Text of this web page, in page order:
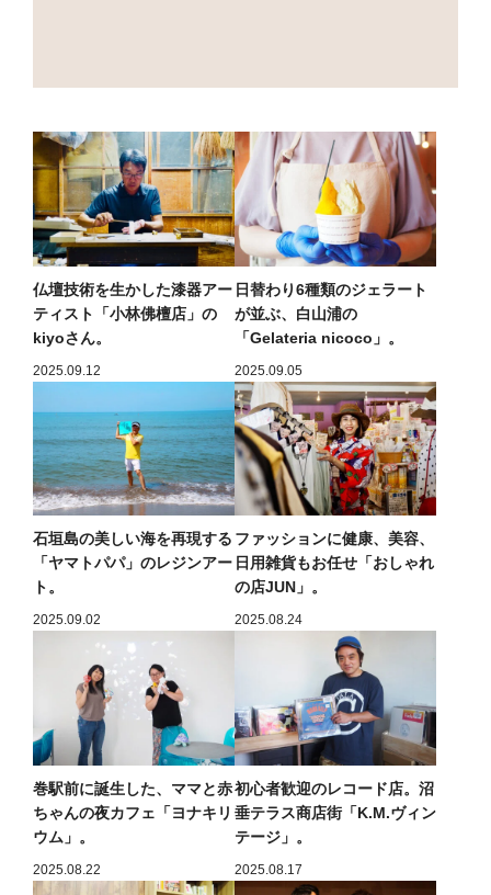
仏壇技術を生かした漆器アー
ティスト「小林佛檀店」の
kiyoさん。
2025.09.12
日替わり6種類のジェラート
が並ぶ、白山浦の
「Gelateria nicoco」。
2025.09.05
石垣島の美しい海を再現する
「ヤマトパパ」のレジンアー
ト。
2025.09.02
ファッションに健康、美容、
日用雑貨もお任せ「おしゃれ
の店JUN」。
2025.08.24
巻駅前に誕生した、ママと赤
ちゃんの夜カフェ「ヨナキリ
ウム」。
2025.08.22
初心者歓迎のレコード店。沼
垂テラス商店街「K.M.ヴィン
テージ」。
2025.08.17